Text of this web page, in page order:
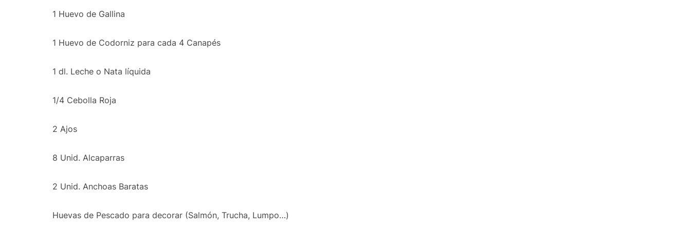
1 Huevo de Gallina
1 Huevo de Codorniz para cada 4 Canapés
1 dl. Leche o Nata líquida
1/4 Cebolla Roja
2 Ajos
8 Unid. Alcaparras
2 Unid. Anchoas Baratas
Huevas de Pescado para decorar (Salmón, Trucha, Lumpo…)